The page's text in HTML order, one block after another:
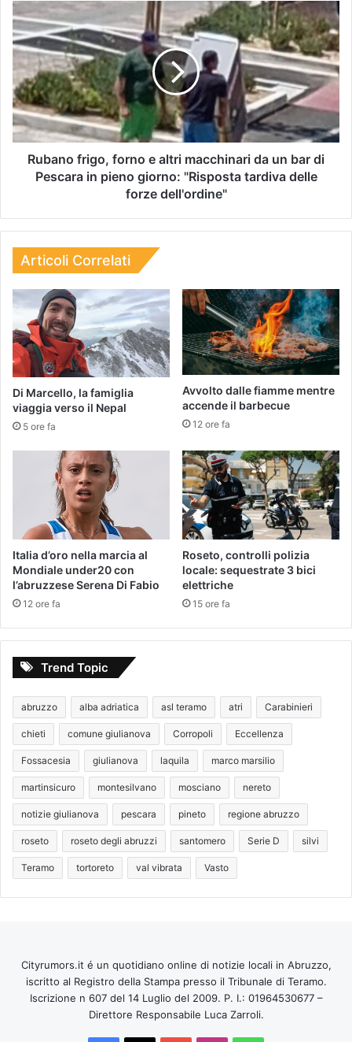
Rubano frigo, forno e altri macchinari da un bar di
Pescara in pieno giorno: "Risposta tardiva delle
forze dell'ordine"
Articoli Correlati
Di Marcello, la famiglia
viaggia verso il Nepal
5 ore fa
Avvolto dalle fiamme mentre
accende il barbecue
12 ore fa
Italia d’oro nella marcia al
Mondiale under20 con
l’abruzzese Serena Di Fabio
12 ore fa
Roseto, controlli polizia
locale: sequestrate 3 bici
elettriche
15 ore fa
Trend Topic
abruzzo alba adriatica asl teramo atri Carabinieri
chieti comune giulianova Corropoli Eccellenza
Fossacesia giulianova laquila marco marsilio
martinsicuro montesilvano mosciano nereto
notizie giulianova pescara pineto regione abruzzo
roseto roseto degli abruzzi santomero Serie D silvi
Teramo tortoreto val vibrata Vasto
Cityrumors.it é un quotidiano online di notizie locali in Abruzzo,
iscritto al Registro della Stampa presso il Tribunale di Teramo.
Iscrizione n 607 del 14 Luglio del 2009. P. I.: 01964530677 –
Direttore Responsabile Luca Zarroli.